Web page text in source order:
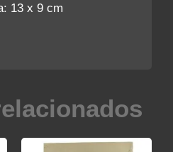
13 x 9 cm